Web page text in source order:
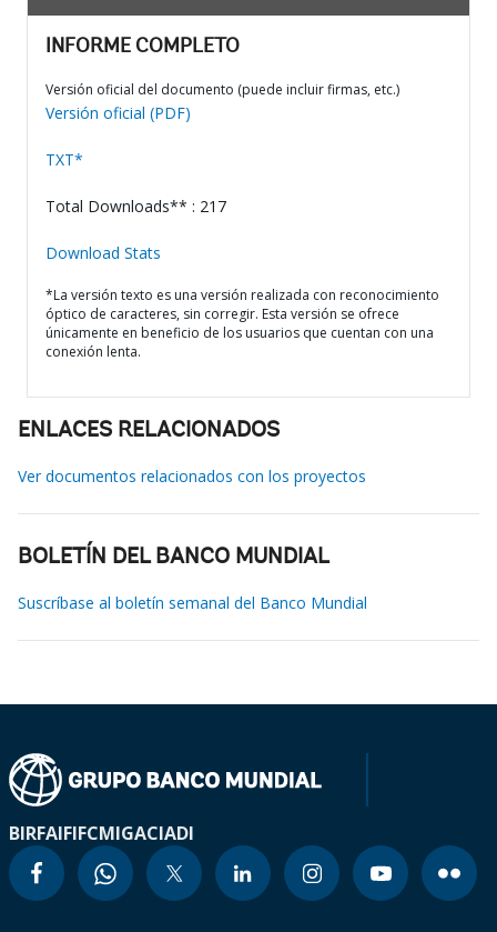
INFORME COMPLETO
Versión oficial del documento (puede incluir firmas, etc.)
Versión oficial (PDF)
TXT*
Total Downloads** : 217
Download Stats
*La versión texto es una versión realizada con reconocimiento
óptico de caracteres, sin corregir. Esta versión se ofrece
únicamente en beneficio de los usuarios que cuentan con una
conexión lenta.
ENLACES RELACIONADOS
Ver documentos relacionados con los proyectos
BOLETÍN DEL BANCO MUNDIAL
Suscríbase al boletín semanal del Banco Mundial
BIRFAIFIFCMIGACIADI